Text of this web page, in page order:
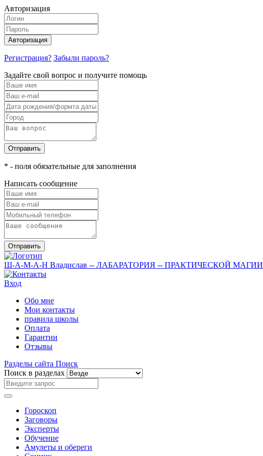
Авторизация
Авторизация
Регистрация? Забыли пароль?
Задайте свой вопрос и получите помощь
Отправить
* - поля обязательные для заполнения
Написать сообщение
Отправить
Ш-А-М-А-Н Владислав -- ЛАБАРАТОРИЯ -- ПРАКТИЧЕСКОЙ МАГИИ
Вход
Обо мне
Мои контакты
правила школы
Оплата
Гарантии
Отзывы
Разделы сайта Поиск
Поиск в разделах
Гороскоп
Заговоры
Эксперты
Обучение
Амулеты и обереги